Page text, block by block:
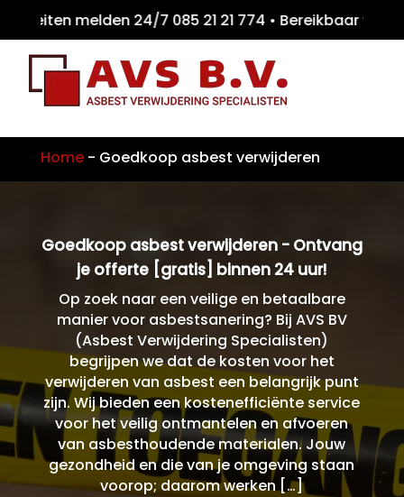
melden 24/7 085 21 21 774 •
Home- Goedkoop asbest verwijderen
Goedkoop asbest verwijderen - Ontvang
je offerte [gratis] binnen 24 uur!
Op zoek naar een veilige en betaalbare
manier voor asbestsanering? Bij AVS BV
(Asbest Verwijdering Specialisten)
begrijpen we dat de kosten voor het
verwijderen van asbest een belangrijk punt
zijn. Wij bieden een kostenefficiënte service
voor het veilig ontmantelen en afvoeren
van asbesthoudende materialen. Jouw
gezondheid en die van je omgeving staan
voorop; daarom werken […]